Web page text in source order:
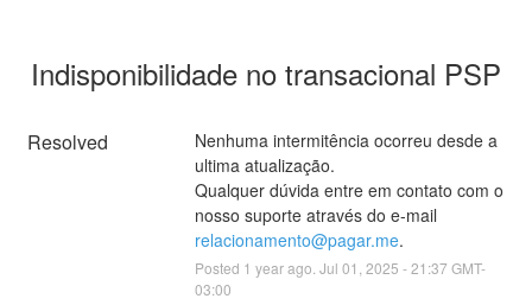
Indisponibilidade no transacional PSP
Resolved
Nenhuma intermitência ocorreu desde a
ultima atualização.
Qualquer dúvida entre em contato com o
relacionamento@pagar.me.
Posted 1 year ago. Jul 01 2025 -21:37 GMT-
03:00